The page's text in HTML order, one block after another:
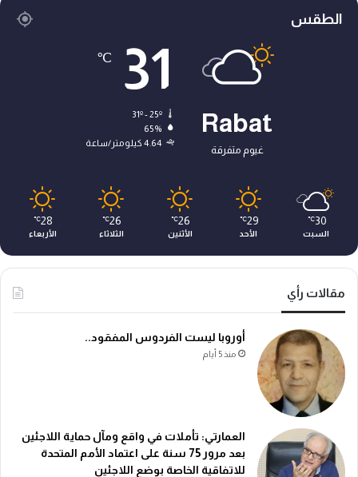
الطقس
Rabat
غيوم متفرقة
31
℃
65%
4.64 كيلومتر/ساعة
30
℃
السبت
29
℃
الأحد
26
℃
الأثنين
26
℃
الثلاثاء
28
℃
الأربعاء
مقالات رأي
أوروبا ليست الفردوس المفقود..
منذ 5 أيام
العمارتي: تأملات في واقع ومآل حماية اللاجئين
بعد مرور 75 سنة على اعتماد الأمم المتحدة
للاتفاقية الخاصة بوضع اللاجئين